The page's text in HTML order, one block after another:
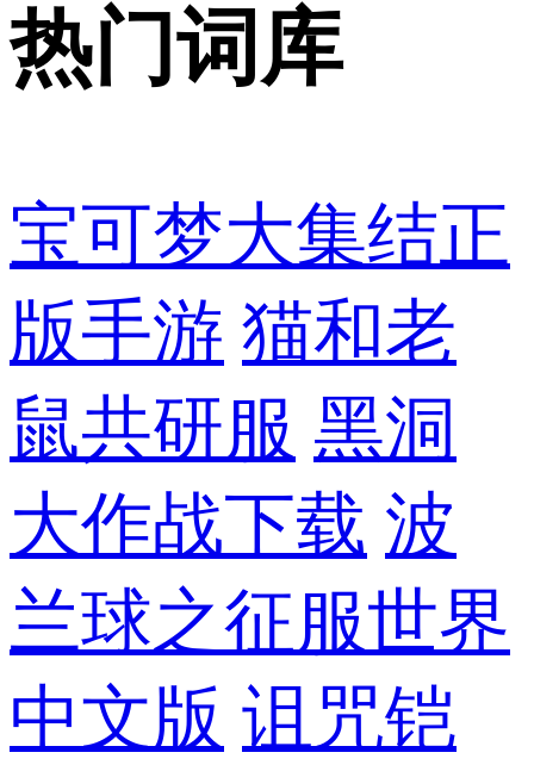
热门词库
宝可梦大集结正
版手游 猫和老
鼠共研服 黑洞
大作战下载 波
兰球之征服世界
中文版 诅咒铠